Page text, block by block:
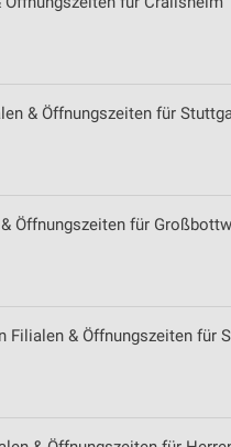
& Öffnungszeiten für
Öffnungszeiten für
Filialen & Öffnungszeiten für